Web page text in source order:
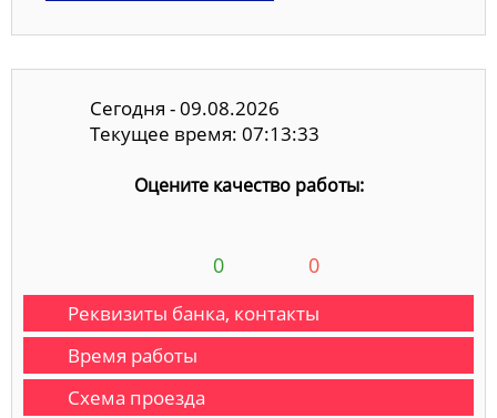
Сегодня - 09.08.2026
Текущее время: 07:13:34
Оцените качество работы:
0 0
Реквизиты банка, контакты
Время работы
Схема проезда